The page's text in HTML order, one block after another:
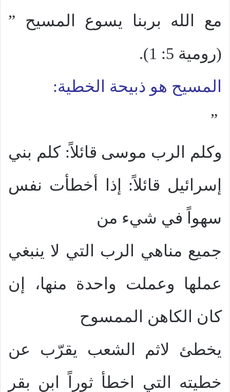
مع الله بربنا يسوع المسيح ”
(رومية 5: 1).
المسيح هو ذبيحة الخطية:
”
وكلم الرب موسى قائلاً: كلم بني
إسرائيل قائلاً: إذا أخطأت نفس
سهواً في شيء من
جميع مناهي الرب التي لا ينبغي
عملها وعملت واحدة منها، إن
كان الكاهن الممسوح
يخطئ لاثم الشعب يقرّب عن
خطيته التي اخطأ ثوراً ابن بقر